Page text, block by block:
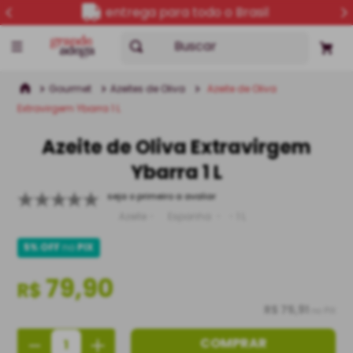
entrega para todo o Brasil
Buscar
Gourmet Azeites de Oliva
Azeite de Oliva
Extravirgem Ybarra 1 L
Azeite de Oliva Extravirgem
Ybarra 1 L
seja o primeiro a avaliar
5% OFFnoPIX
R$79,90
R$ 75,91
＋
－ COMPRAR